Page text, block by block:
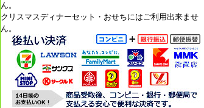
ん。
クリスマスディナーセット・おせちにはご利用出来ませ
ん。